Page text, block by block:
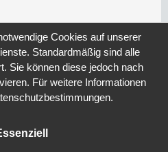
Cookies auf unserer
Standardmäßig sind alle
Sie können diese jedoch nach
Für weitere Informationen